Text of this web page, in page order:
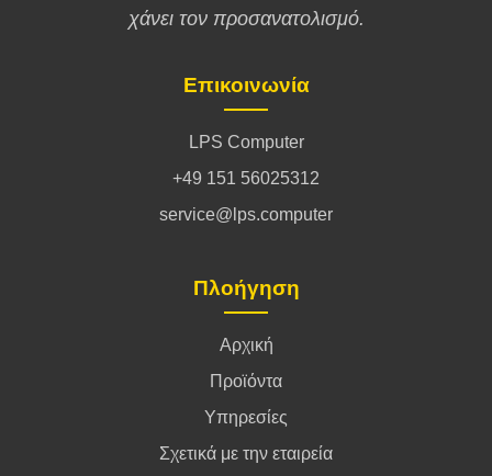
χάνει τον προσανατολισμό.
Επικοινωνία
LPS Computer
+49 151 56025312
service@lps.computer
Πλοήγηση
Αρχική
Προϊόντα
Υπηρεσίες
Σχετικά με την εταιρεία